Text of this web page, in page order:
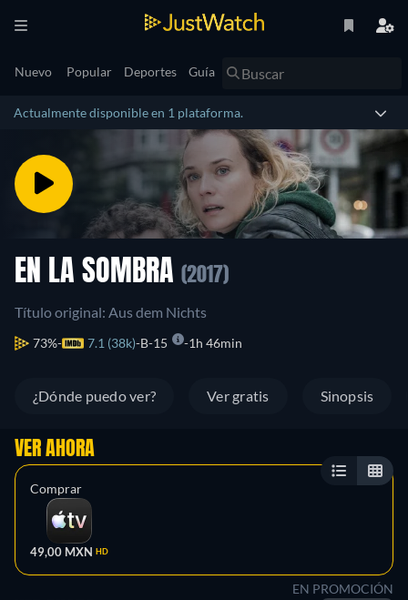
Nuevo Popular Deportes Guía
Actualmente disponible en 1 plataforma.
EN LA SOMBRA (2017)
Título original: Aus dem Nichts
73% 7.1 (38k) B-15 1h 46min
¿Dónde puedo ver? Ver gratis Sinopsis
VER AHORA
Comprar
49,00 MXN HD
EN PROMOCIÓN